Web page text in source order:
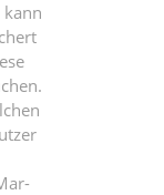
kann